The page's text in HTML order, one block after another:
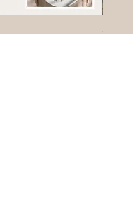
樹葡萄